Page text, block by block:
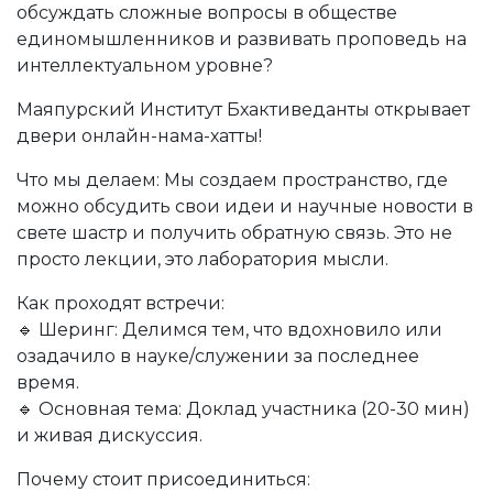
обсуждать сложные вопросы в обществе
единомышленников и развивать проповедь на
интеллектуальном уровне?
Маяпурский Институт Бхактиведанты открывает
двери онлайн-нама-хатты!
Что мы делаем: Мы создаем пространство, где
можно обсудить свои идеи и научные новости в
свете шастр и получить обратную связь. Это не
просто лекции, это лаборатория мысли.
Как проходят встречи:
🔹 Шеринг: Делимся тем, что вдохновило или
озадачило в науке/служении за последнее
время.
🔹 Основная тема: Доклад участника (20-30 мин)
и живая дискуссия.
Почему стоит присоединиться: